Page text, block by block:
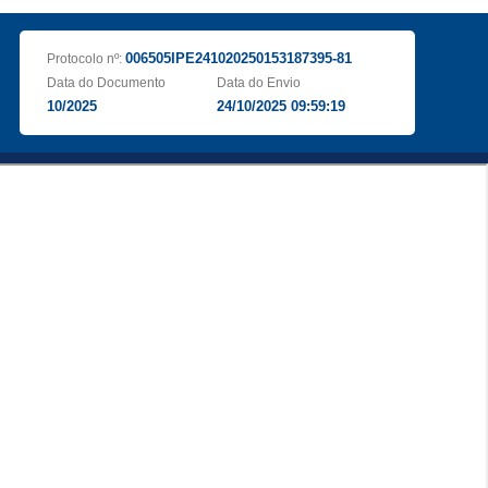
Protocolo nº: 006505IPE241020250153187395-81
Data do Documento
10/2025
Data do Envio
24/10/2025 09:59:19